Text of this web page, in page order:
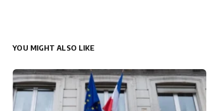
YOU MIGHT ALSO LIKE